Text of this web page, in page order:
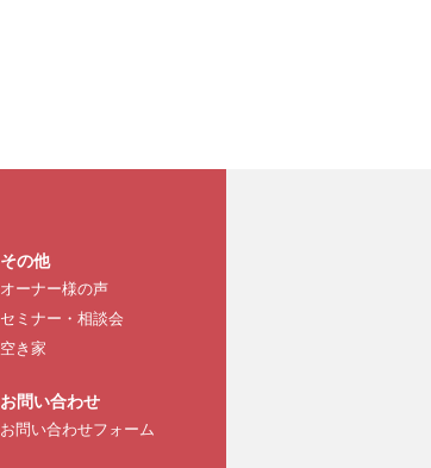
その他
オーナー様の声
セミナー・相談会
空き家
お問い合わせ
お問い合わせフォーム